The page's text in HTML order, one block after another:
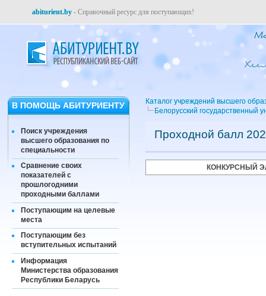
abiturient.by - Справочный ресурс для поступающих!
В ПОМОЩЬ АБИТУРИЕНТУ
Поиск учреждения
высшего образования по
специальности
Сравнение своих
показателей с
прошлогодними
проходными баллами
Поступающим на целевые
места
Поступающим без
вступительных испытаний
Информация
Министерства образования
Республики Беларусь
Каталог учреждений высшего
Белорусский государственный
Проходной балл
КОНКУРСНЫЙ